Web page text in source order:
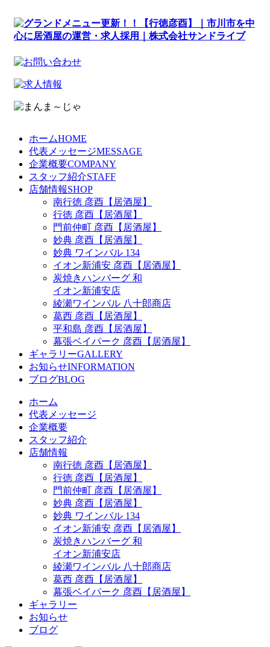
ホームHOME
代表メッセージMESSAGE
企業概要COMPANY
スタッフ紹介STAFF
店舗情報SHOP
南行徳 彦酉【居酒屋】
行徳 彦酉【居酒屋】
門前仲町 彦酉【居酒屋】
妙典 彦酉【居酒屋】
妙典 ワインバル 134
イオン新浦安 彦酉【居酒屋】
炭焼きハンバーグ 和
イオン新浦安店
綾瀬ワインバル 八十郎商店
葛西 彦酉【居酒屋】
平和島 彦酉【居酒屋】
幕張ベイパーク 彦酉【居酒屋】
ギャラリーGALLERY
お知らせINFORMATION
ブログBLOG
ホーム
代表メッセージ
企業概要
スタッフ紹介
店舗情報
南行徳 彦酉【居酒屋】
行徳 彦酉【居酒屋】
門前仲町 彦酉【居酒屋】
妙典 彦酉【居酒屋】
妙典 ワインバル 134
イオン新浦安 彦酉【居酒屋】
炭焼きハンバーグ 和
イオン新浦安店
綾瀬ワインバル 八十郎商店
葛西 彦酉【居酒屋】
幕張ベイパーク 彦酉【居酒屋】
ギャラリー
お知らせ
ブログ